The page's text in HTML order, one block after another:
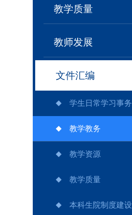
教学质量
教师发展
文件汇编
学生日常学习事务
教学教务
教学资源
教学质量
本科生院制度建设